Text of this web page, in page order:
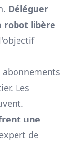
Déléguer
robot libère
Les
une
de